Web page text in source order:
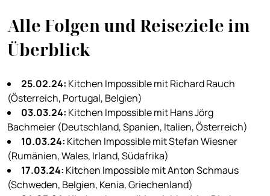
Alle Folgen und Reiseziele im
Überblick
25.02.24: Kitchen Impossible mit Richard Rauch
(Österreich, Portugal, Belgien)
03.03.24: Kitchen Impossible mit Hans Jörg
Bachmeier (Deutschland, Spanien, Italien, Österreich)
10.03.24: Kitchen Impossible mit Stefan Wiesner
(Rumänien, Wales, Irland, Südafrika)
17.03.24: Kitchen Impossible mit Anton Schmaus
(Schweden, Belgien, Kenia, Griechenland)